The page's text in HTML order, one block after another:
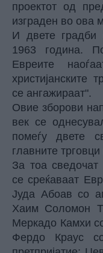
проектот од
изграден во ова
И двете градби
1963 година.
Евреите
христијанските
се ангажираат".
Овие зборови
век се
помеѓу двете
главните трговци
За тоа сведочат
се среќаваат
Јуда Абоав со
Хаим Соломон
Меркадо Камхи
Фердо Краус